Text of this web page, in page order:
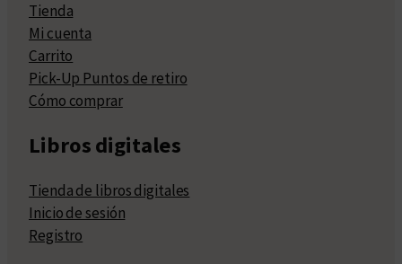
Tienda
Mi cuenta
Carrito
Pick-Up Puntos de retiro
Cómo comprar
Libros digitales
Tienda de libros digitales
Inicio de sesión
Registro